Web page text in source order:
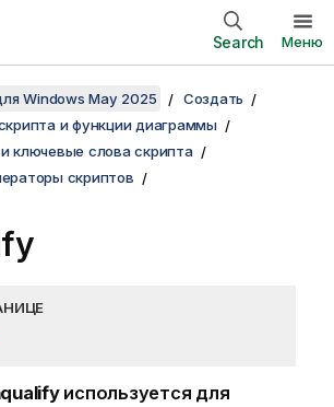
Search Меню
Windows May 2025
Создать
и функции диаграммы
ключевые слова скрипта
скриптов
используется для